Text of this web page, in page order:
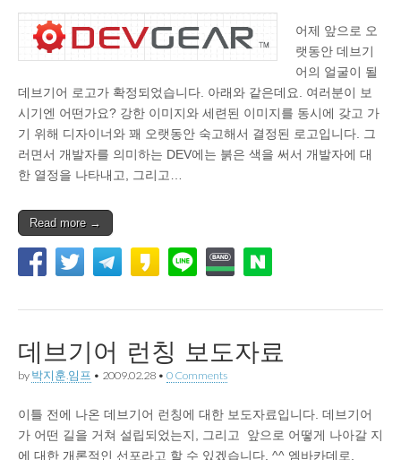
어제 앞으로 오
랫동안 데브기
어의 얼굴이 될
데브기어 로고가 확정되었습니다. 아래와 같은데요. 여러분이 보
시기엔 어떤가요? 강한 이미지와 세련된 이미지를 동시에 갖고 가
기 위해 디자이너와 꽤 오랫동안 숙고해서 결정된 로고입니다. 그
러면서 개발자를 의미하는 DEV에는 붉은 색을 써서 개발자에 대
한 열정을 나타내고, 그리고…
Read more →
데브기어 런칭 보도자료
by 박지훈.임프 • 2009.02.28 • 0 Comments
이틀 전에 나온 데브기어 런칭에 대한 보도자료입니다. 데브기어
가 어떤 길을 거쳐 설립되었는지, 그리고 앞으로 어떻게 나아갈 지
에 대한 개론적인 선포라고 할 수 있겠습니다. ^^ 엠바카데로,